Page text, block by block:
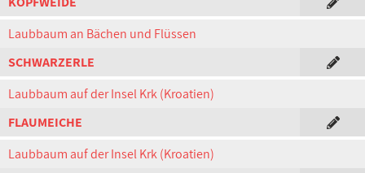
Laubbaum an Bächen und Flüssen
SCHWARZERLE
Laubbaum auf der Insel Krk (Kroatien)
FLAUMEICHE
Laubbaum auf der Insel Krk (Kroatien)